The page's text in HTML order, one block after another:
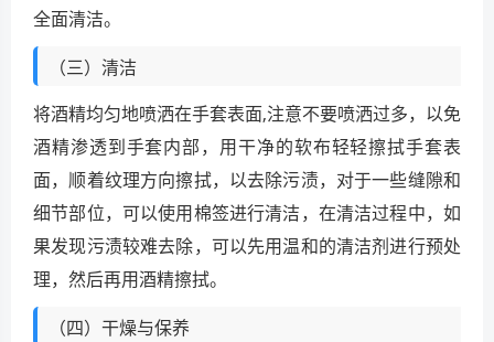
全面清洁。
（三）清洁
将酒精均匀地喷洒在手套表面,注意不要喷洒过多，以免
酒精渗透到手套内部，用干净的软布轻轻擦拭手套表
面，顺着纹理方向擦拭，以去除污渍，对于一些缝隙和
细节部位，可以使用棉签进行清洁，在清洁过程中，如
果发现污渍较难去除，可以先用温和的清洁剂进行预处
理，然后再用酒精擦拭。
（四）干燥与保养